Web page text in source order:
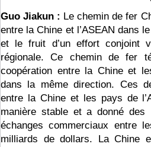
Guo Jiakun : Le chemin de fer
entre la Chine et l’ASEAN dans
et le fruit d’un effort conjoint
régionale. Ce chemin de fer
coopération entre la Chine et
dans la même direction. Ces
entre la Chine et les pays de
manière stable et a donné
échanges commerciaux entre
milliards de dollars. La Chine